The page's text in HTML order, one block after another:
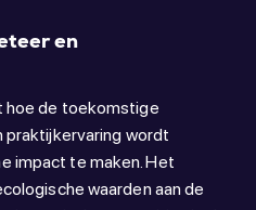
en
hoe de toekomstige
praktijkervaring wordt
impact te maken. Het
waarden aan de